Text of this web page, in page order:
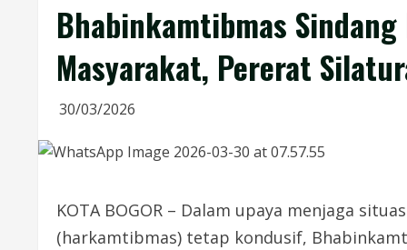
Bhabinkamtibmas Sindang
Masyarakat, Pererat
30/03/2026
KOTA BOGOR – Dalam upaya menjaga
(harkamtibmas) tetap kondusif,